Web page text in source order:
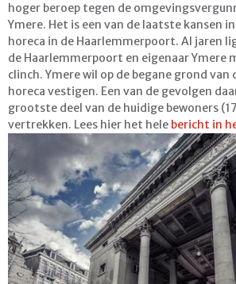
hoger beroep tegen de
Ymere. Het is een van de laatste kansen
horeca in de Haarlemmerpoort. Al jaren
de Haarlemmerpoort en eigenaar Ymere
clinch. Ymere wil op de begane grond
horeca vestigen. Een van de gevolgen
grootste deel van de huidige bewoners
vertrekken. Lees hier het hele bericht in